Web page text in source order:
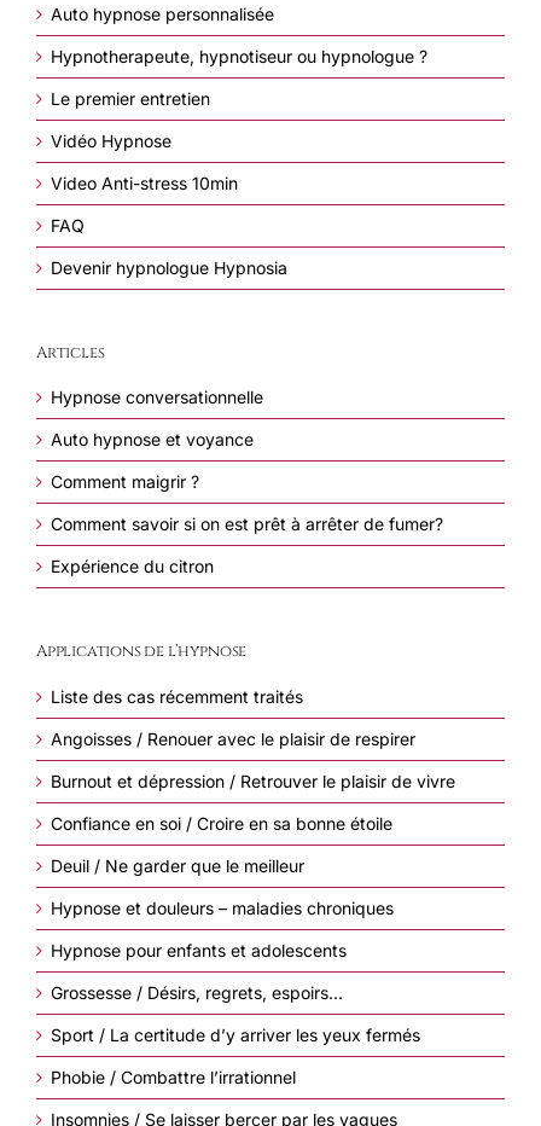
Auto hypnose personnalisée
Hypnotherapeute, hypnotiseur ou hypnologue ?
Le premier entretien
Vidéo Hypnose
Video Anti-stress 10min
FAQ
Devenir hypnologue Hypnosia
Articles
Hypnose conversationnelle
Auto hypnose et voyance
Comment maigrir ?
Comment savoir si on est prêt à arrêter de fumer?
Expérience du citron
Applications de l’hypnose
Liste des cas récemment traités
Angoisses / Renouer avec le plaisir de respirer
Burnout et dépression / Retrouver le plaisir de vivre
Confiance en soi / Croire en sa bonne étoile
Deuil / Ne garder que le meilleur
Hypnose et douleurs – maladies chroniques
Hypnose pour enfants et adolescents
Grossesse / Désirs, regrets, espoirs…
Sport / La certitude d’y arriver les yeux fermés
Phobie / Combattre l’irrationnel
Insomnies / Se laisser bercer par les vagues